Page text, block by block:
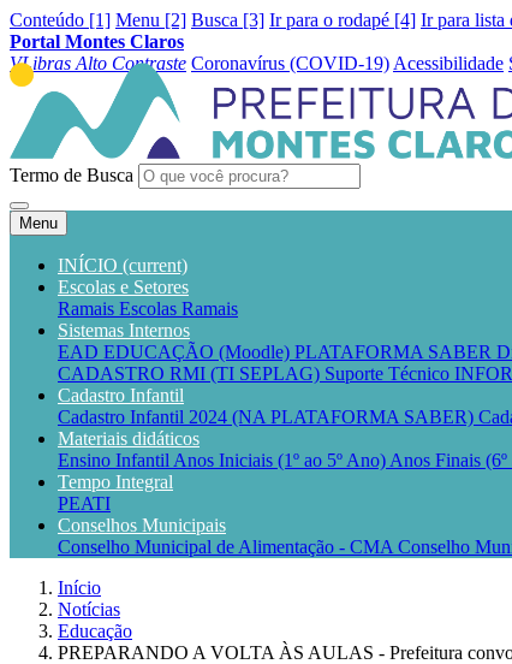
Conteúdo [1] Menu [2] Busca [3] Ir para o rodapé [4] Ir para lista
Portal Montes Claros
VLibras Alto Contraste Coronavírus (COVID-19) Acessibilidade
Termo de Busca
Menu
INÍCIO (current)
Escolas e Setores
Ramais Escolas Ramais
Sistemas Internos
EAD EDUCAÇÃO (Moodle) PLATAFORMA SABER
CADASTRO RMI (TI SEPLAG) Suporte Técnico
Cadastro Infantil
Cadastro Infantil 2024 (NA PLATAFORMA SABER)
Materiais didáticos
Ensino Infantil Anos Iniciais (1º ao 5º Ano) Anos Finais
Tempo Integral
PEATI
Conselhos Municipais
Conselho Municipal de Alimentação - CMA Conselho
Início
Notícias
Educação
PREPARANDO A VOLTA ÀS AULAS - Prefeitura